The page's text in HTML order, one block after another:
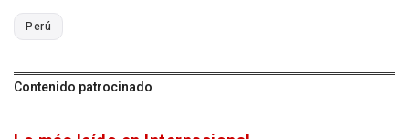
Perú
Contenido patrocinado